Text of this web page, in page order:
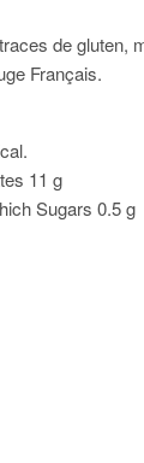
de gluten,
Français.
11 g
Sugars 0.5 g